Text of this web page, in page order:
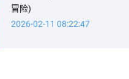
冒险)
2026-02-11 08:22:47